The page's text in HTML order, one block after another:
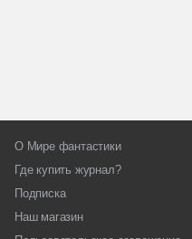
О Мире фантастики
Где купить журнал?
Подписка
Наш магазин